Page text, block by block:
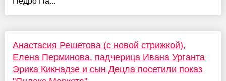
Анастасия Решетова (с новой стрижкой),
Елена Перминова, падчерица Ивана Урганта
Эрика Кикнадзе и сын Децла посетили показ